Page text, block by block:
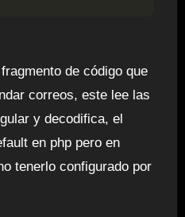
de código que
correos, este lee las
y decodifica, el
en php pero en
tenerlo configurado por